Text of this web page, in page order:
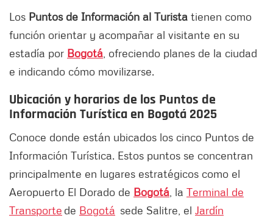
Los Puntos de Información al Turista tienen como
función orientar y acompañar al visitante en su
estadía por Bogotá , ofreciendo planes de la ciudad
e indicando cómo movilizarse.
Ubicación y horarios de los Puntos de
Información Turística en Bogotá 2025
Conoce donde están ubicados los cinco Puntos de
Información Turística. Estos puntos se concentran
principalmente en lugares estratégicos como el
Aeropuerto El Dorado de Bogotá , la Terminal de
Transporte de Bogotá sede Salitre, el Jardín